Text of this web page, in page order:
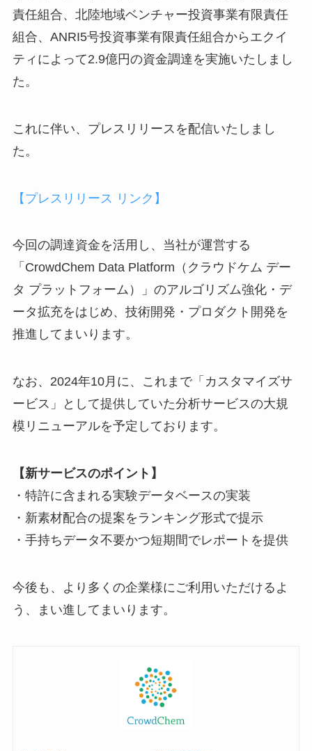
責任組合、北陸地域ベンチャー投資事業有限責任
組合、ANRI5号投資事業有限責任組合からエクイ
ティによって2.9億円の資金調達を実施いたしまし
た。
これに伴い、プレスリリースを配信いたしまし
た。
【プレスリリース リンク】
今回の調達資金を活用し、当社が運営する
「CrowdChem Data Platform（クラウドケム デー
タ プラットフォーム）」のアルゴリズム強化・デ
ータ拡充をはじめ、技術開発・プロダクト開発を
推進してまいります。
なお、2024年10月に、これまで「カスタマイズサ
ービス」として提供していた分析サービスの大規
模リニューアルを予定しております。
【新サービスのポイント】
・特許に含まれる実験データベースの実装
・新素材配合の提案をランキング形式で提示
・手持ちデータ不要かつ短期間でレポートを提供
今後も、より多くの企業様にご利用いただけるよ
う、まい進してまいります。